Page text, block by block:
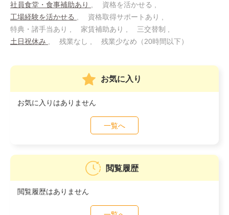
社員食堂・食事補助あり
資格を活かせる
工場経験を活かせる
資格取得サポートあり
特典・諸手当あり
家賃補助あり
三交替制
土日祝休み
残業なし 残業少なめ（20時間以下）
お気に入り
お気に入りはありません
一覧へ
閲覧履歴
閲覧履歴はありません